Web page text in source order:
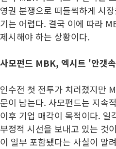
영권 분쟁으로 떠들썩하게 시
기는 어렵다. 결국 이에 따라
제시해야 하는 상황이다.
사모펀드 MBK, 엑시트 '안갯
인수전 첫 전투가 치러졌지만
문이 남는다. 사모펀드는 지속
이후 기업 매각이 목적이다.
부정적 시선을 보내고 있는 것
이 일부 포함됐다는 사실이 알